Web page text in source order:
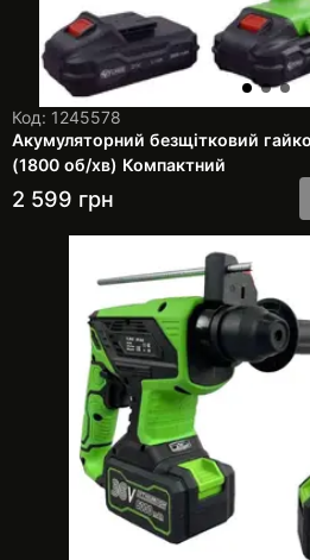
Код: 1245578
Акумуляторний безщітковий
(1800 об/хв) Компактний
2 599 грн